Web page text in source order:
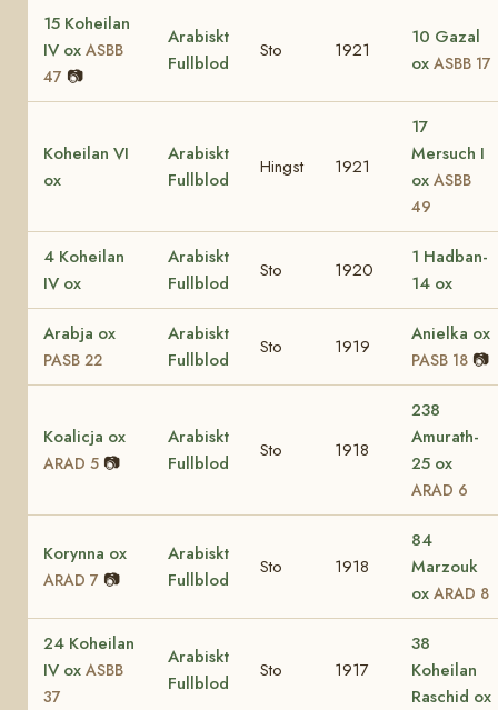
15 Koheilan
IV ox ASBB
47 📷
Arabiskt
Fullblod
Sto 1921
10 Gazal
ox ASBB 17
Koheilan VI
ox
Arabiskt
Fullblod
Hingst 1921
17
Mersuch I
ox ASBB
49
4 Koheilan
IV ox
Arabiskt
Fullblod
Sto 1920
1 Hadban-
14 ox
Arabja ox
PASB 22
Arabiskt
Fullblod
Sto 1919
Anielka ox
PASB 18 📷
Koalicja ox
ARAD 5 📷
Arabiskt
Fullblod
Sto 1918
238
Amurath-
25 ox
ARAD 6
Korynna ox
ARAD 7 📷
Arabiskt
Fullblod
Sto 1918
84
Marzouk
ox ARAD 8
24 Koheilan
IV ox ASBB
37
Arabiskt
Fullblod
Sto 1917
38
Koheilan
Raschid ox